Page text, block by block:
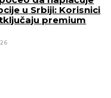
u Srbiji: Korisnici
premium